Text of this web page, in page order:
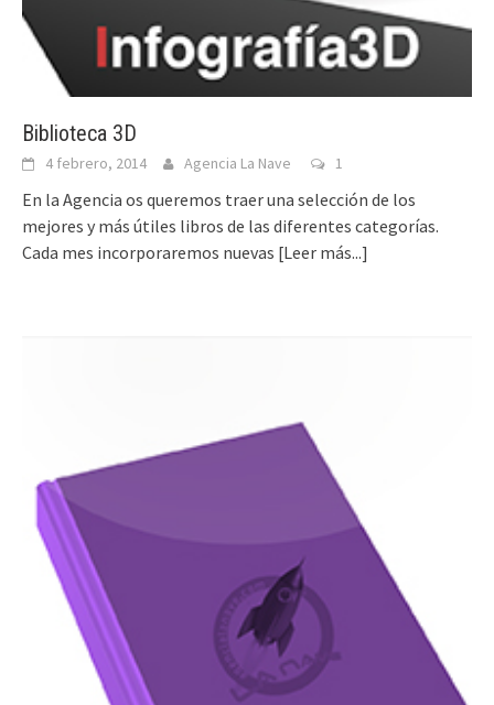
Biblioteca 3D
4 febrero, 2014 Agencia La Nave 1
En la Agencia os queremos traer una selección de los
mejores y más útiles libros de las diferentes categorías.
Cada mes incorporaremos nuevas [Leer más...]